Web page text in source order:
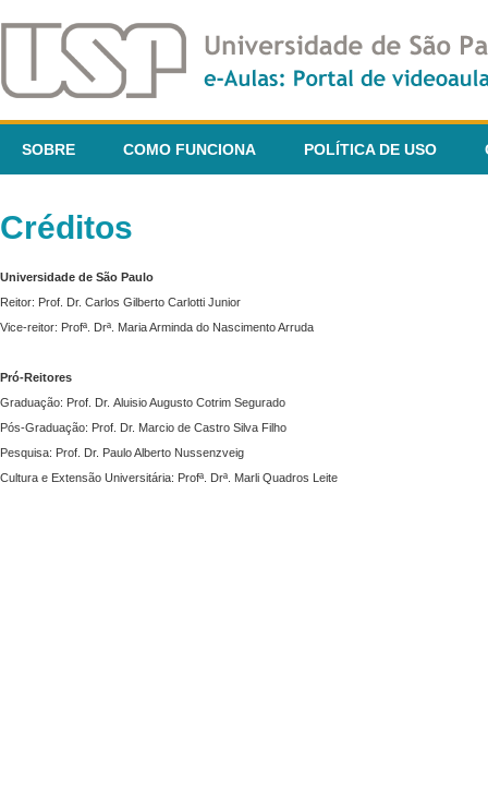
SOBRE COMO FUNCIONA POLÍTICA DE USO
Créditos
Universidade de São Paulo
Reitor: Prof. Dr. Carlos Gilberto Carlotti Junior
Vice-reitor: Profª. Drª. Maria Arminda do Nascimento Arruda
Pró-Reitores
Graduação: Prof. Dr. Aluisio Augusto Cotrim Segurado
Pós-Graduação: Prof. Dr. Marcio de Castro Silva Filho
Pesquisa: Prof. Dr. Paulo Alberto Nussenzveig
Cultura e Extensão Universitária: Profª. Drª. Marli Quadros Leite